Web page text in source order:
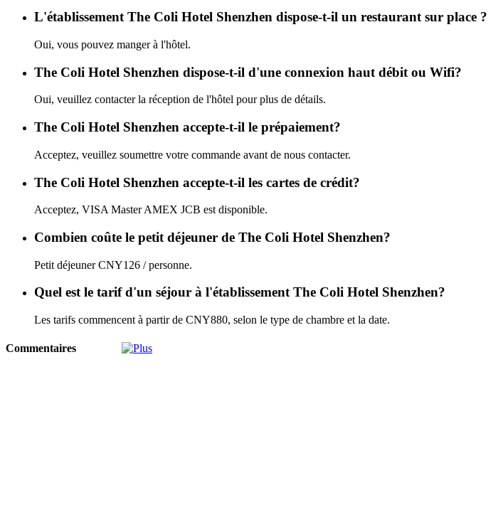
L'établissement The Coli Hotel Shenzhen dispose-t-il un restaurant sur place ?
Oui, vous pouvez manger à l'hôtel.
The Coli Hotel Shenzhen dispose-t-il d'une connexion haut débit ou Wifi?
Oui, veuillez contacter la réception de l'hôtel pour plus de détails.
The Coli Hotel Shenzhen accepte-t-il le prépaiement?
Acceptez, veuillez soumettre votre commande avant de nous contacter.
The Coli Hotel Shenzhen accepte-t-il les cartes de crédit?
Acceptez, VISA Master AMEX JCB est disponible.
Combien coûte le petit déjeuner de The Coli Hotel Shenzhen?
Petit déjeuner CNY126 / personne.
Quel est le tarif d'un séjour à l'établissement The Coli Hotel Shenzhen?
Les tarifs commencent à partir de CNY880, selon le type de chambre et la date.
Commentaires